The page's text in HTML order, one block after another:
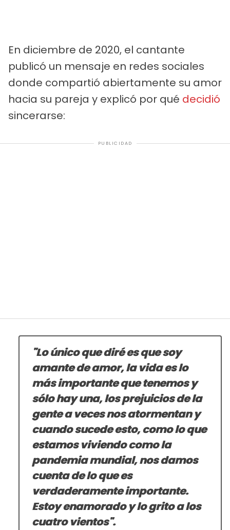
En diciembre de 2020, el cantante
publicó un mensaje en redes sociales
donde compartió abiertamente su amor
hacia su pareja y explicó por qué decidió
sincerarse:
PUBLICIDAD
"Lo único que diré es que soy
amante de amor, la vida es lo
más importante que tenemos y
sólo hay una, los prejuicios de la
gente a veces nos atormentan y
cuando sucede esto, como lo que
estamos viviendo como la
pandemia mundial, nos damos
cuenta de lo que es
verdaderamente importante.
Estoy enamorado y lo grito a los
cuatro vientos".